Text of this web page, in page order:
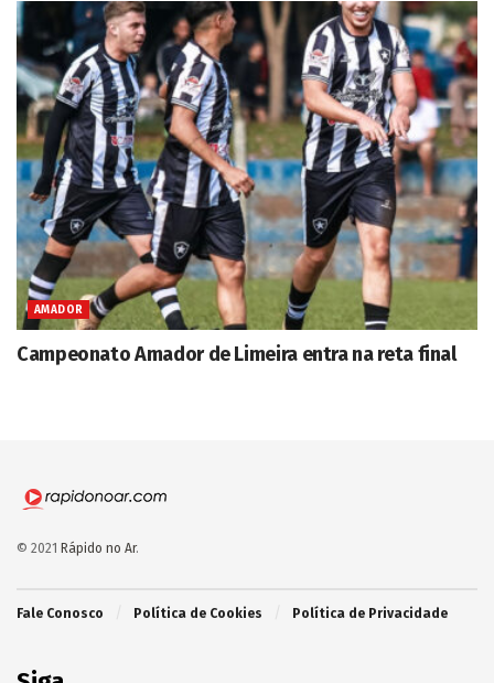
AMADOR
Campeonato Amador de Limeira entra na reta final
© 2021 Rápido no Ar.
Fale Conosco Política de Cookies Política de Privacidade